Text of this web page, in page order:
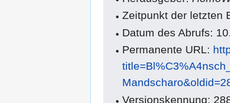
Zeitpunkt der letzten
Datum des Abrufs:
Permanente URL:
Versionskennung: